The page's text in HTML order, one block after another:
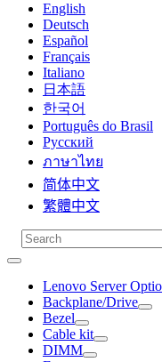
English
Deutsch
Español
Français
Italiano
日本語
한국어
Português do Brasil
Русский
ภาษาไทย
简体中文
繁體中文
Lenovo Server
Backplane/Drive
Bezel
Cable kit
DIMM